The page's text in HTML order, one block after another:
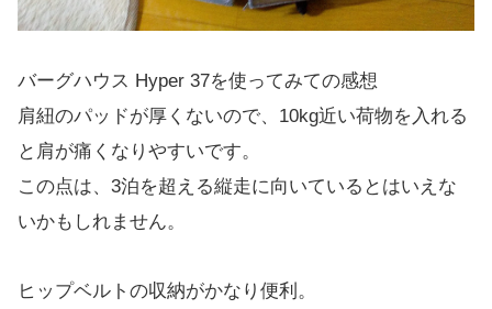
バーグハウス Hyper 37を使ってみての感想
肩紐のパッドが厚くないので、10kg近い荷物を入れる
と肩が痛くなりやすいです。
この点は、3泊を超える縦走に向いているとはいえな
いかもしれません。
ヒップベルトの収納がかなり便利。